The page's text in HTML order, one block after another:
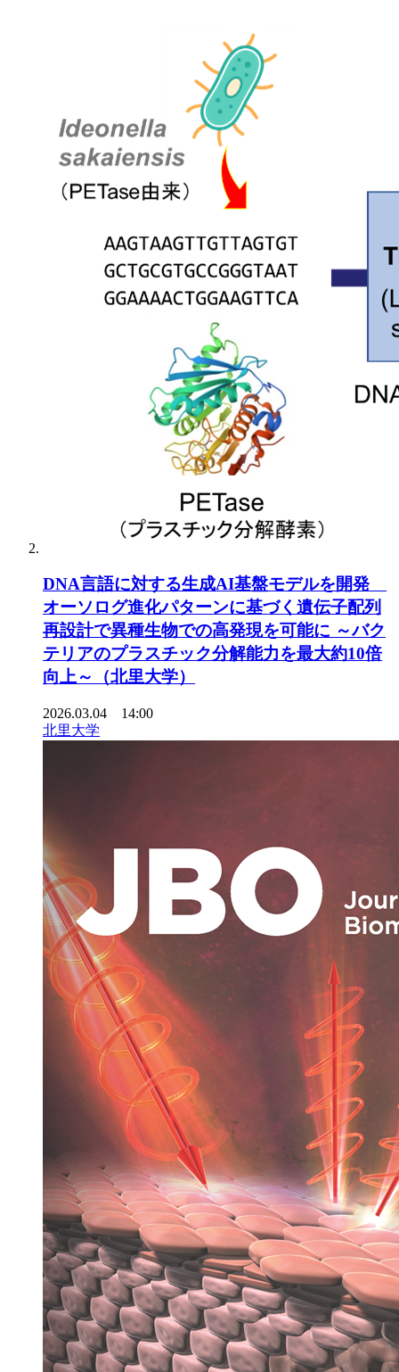
DNA言語に対する生成AI基盤モデルを開発
オーソログ進化パターンに基づく遺伝子配列
再設計で異種生物での高発現を可能に ～バク
テリアのプラスチック分解能力を最大約10倍
向上～（北里大学）
2026.03.04 14:00
北里大学